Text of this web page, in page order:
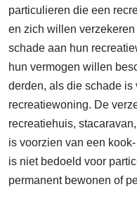
particulieren die een
en zich willen
schade aan hun
hun vermogen willen
derden, als die schade is
recreatiewoning. De
recreatiehuis,
is voorzien van een
is niet bedoeld voor
permanent bewonen of